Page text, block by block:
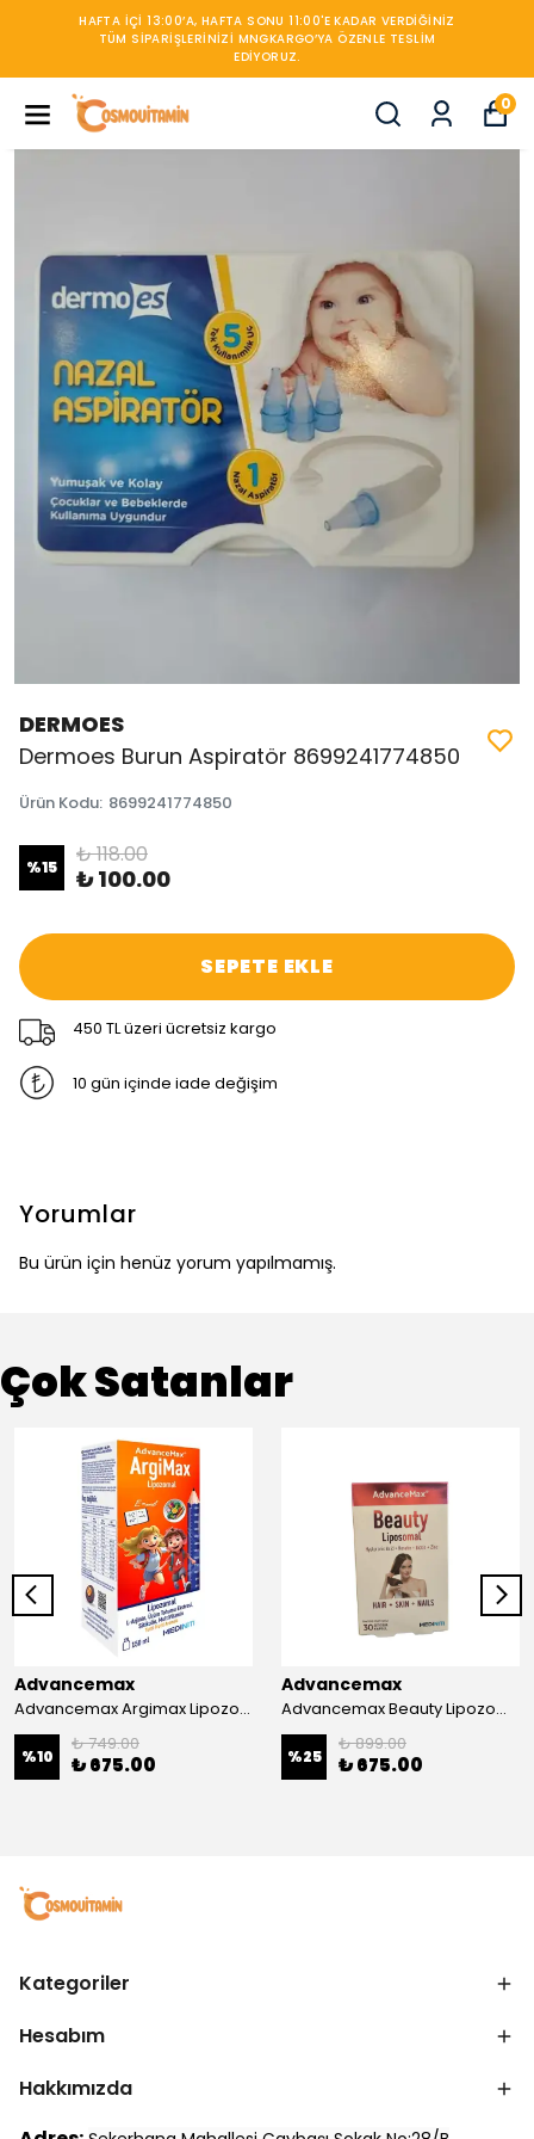
HAFTA IÇI 13:00’A, HAFTA SONU 11:00'E KADAR VERDIĞINIZ
TÜM SIPARIŞLERINIZI MNGKARGO’YA ÖZENLE TESLIM
EDIYORUZ.
0
DERMOES
Dermoes Burun Aspiratör 8699241774850
Ürün Kodu: 8699241774850
%15 ₺ 118.00
₺ 100.00
SEPETE EKLE
450 TL üzeri ücretsiz kargo
10 gün içinde iade değişim
Yorumlar
Bu ürün için henüz yorum yapılmamış.
Çok Satanlar
Advancemax
Advancemax Argimax Lipozomal Sıvı 150 ml 8684375607587
%10
₺ 749.00
₺ 675.00
Advancemax
Advancemax Beauty Lipozomal Hyalüronik Asit Keratin Biotin Zn 30 Kapsül 8684375607556
%25
₺ 899.00
₺ 675.00
Kategoriler
Hesabım
Hakkımızda